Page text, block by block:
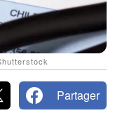
Partager